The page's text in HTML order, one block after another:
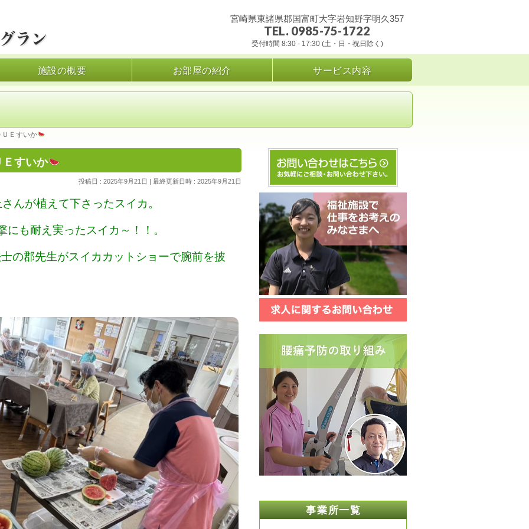
宮崎県東諸県郡国富町大字岩知野字明久357
TEL. 0985-75-1722
受付時間 8:30 - 17:30 (土・日・祝日除く)
施設の概要 お部屋の紹介 サービス内容
Ｅすいか
すいか
投稿日 : 2025年9月21日 最終更新日時 : 2025年9月21日
んが植えて下さったスイカ。
にも耐え実ったスイカ～！！。
の郡先生がスイカカットショーで腕前を披
事業所一覧